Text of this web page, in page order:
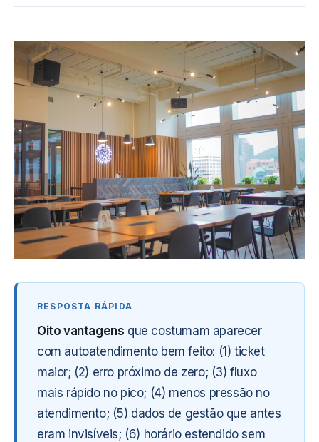
Oito vantagens que costumam aparecer
com autoatendimento bem feito: (1) ticket
maior; (2) erro próximo de zero; (3) fluxo
mais rápido no pico; (4) menos pressão no
atendimento; (5) dados de gestão que antes
eram invisíveis; (6) horário estendido sem